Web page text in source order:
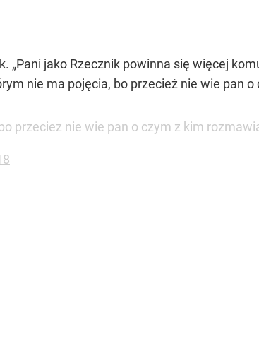
„Pani jako Rzecznik powinna się więcej
nie ma pojęcia, bo przecież nie wie pan
przeciez nie wie pan o czym z kim